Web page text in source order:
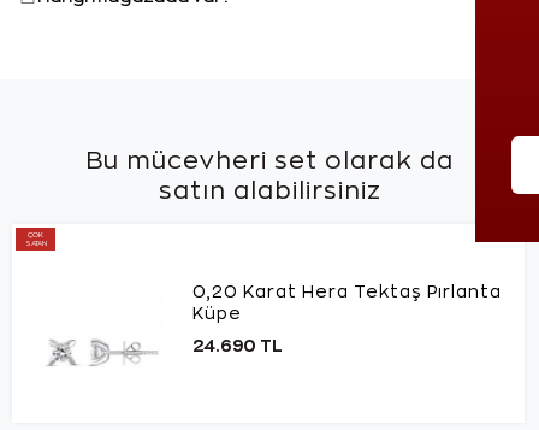
Bu mücevheri set olarak da
satın alabilirsiniz
ÇOK
SATAN
0,20 Karat Hera Tektaş Pırlanta
Küpe
24.690 TL